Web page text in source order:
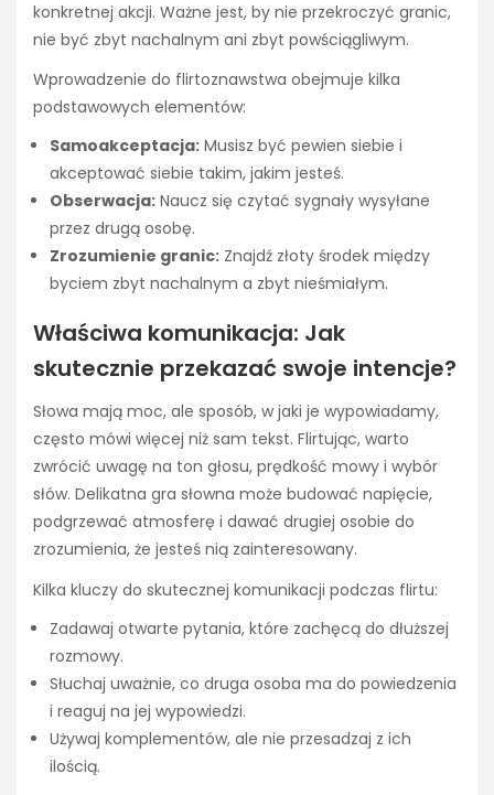
konkretnej akcji. Ważne jest, by nie przekroczyć granic,
nie być zbyt nachalnym ani zbyt powściągliwym.
Wprowadzenie do flirtoznawstwa obejmuje kilka
podstawowych elementów:
Samoakceptacja: Musisz być pewien siebie i
akceptować siebie takim, jakim jesteś.
Obserwacja: Naucz się czytać sygnały wysyłane
przez drugą osobę.
Zrozumienie granic: Znajdź złoty środek między
byciem zbyt nachalnym a zbyt nieśmiałym.
Właściwa komunikacja: Jak
skutecznie przekazać swoje intencje?
Słowa mają moc, ale sposób, w jaki je wypowiadamy,
często mówi więcej niż sam tekst. Flirtując, warto
zwrócić uwagę na ton głosu, prędkość mowy i wybór
słów. Delikatna gra słowna może budować napięcie,
podgrzewać atmosferę i dawać drugiej osobie do
zrozumienia, że jesteś nią zainteresowany.
Kilka kluczy do skutecznej komunikacji podczas flirtu:
Zadawaj otwarte pytania, które zachęcą do dłuższej
rozmowy.
Słuchaj uważnie, co druga osoba ma do powiedzenia
i reaguj na jej wypowiedzi.
Używaj komplementów, ale nie przesadzaj z ich
ilością.